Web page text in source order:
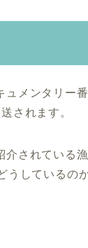
ュメンタリー
されます。
介されている
うしているの